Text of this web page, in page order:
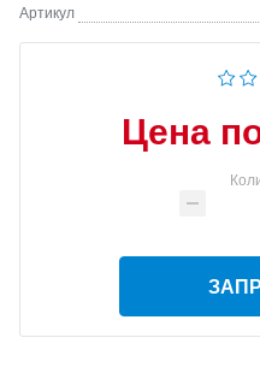
Артикул
Цена